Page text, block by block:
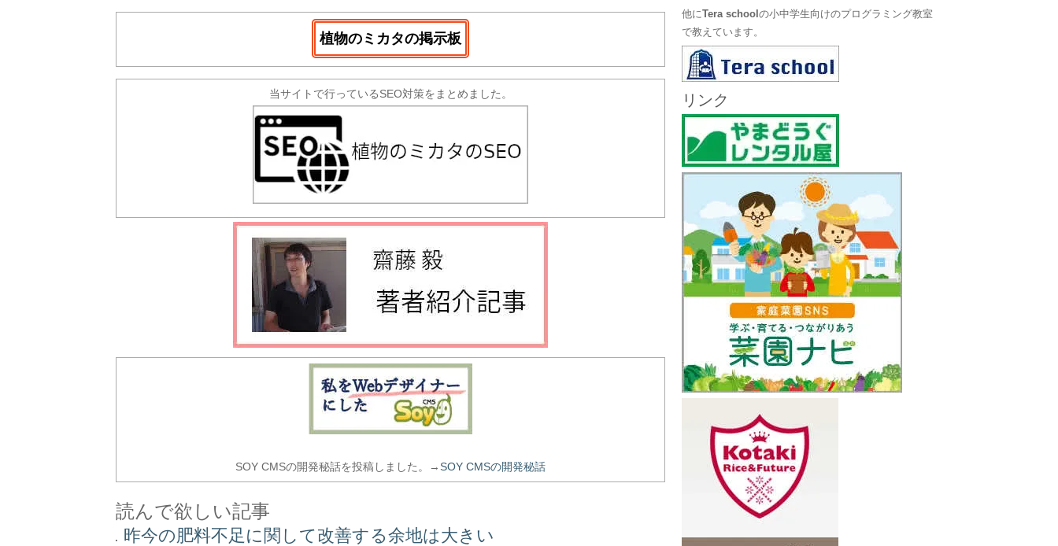
植物のミカタの掲示板
当サイトで行っているSEO対策をまとめました。
SOY CMSの開発秘話を投稿しました。→SOY CMSの開発秘話
読んで欲しい記事
昨今の肥料不足に関して改善する余地は大きい
他にTera schoolの小中学生向けのプログラミング教室
で教えています。
リンク